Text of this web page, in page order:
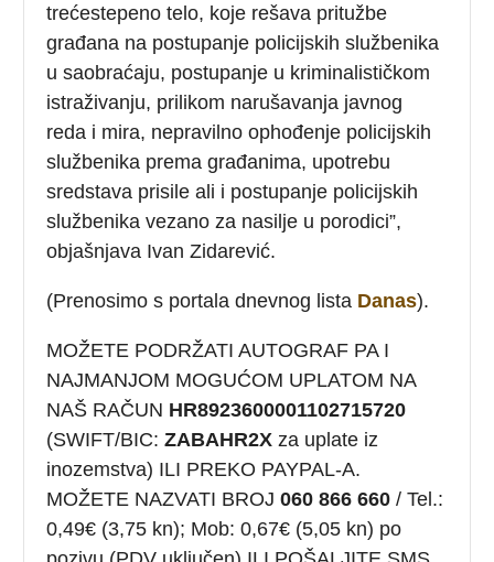
trećestepeno telo, koje rešava pritužbe
građana na postupanje policijskih službenika
u saobraćaju, postupanje u kriminalističkom
istraživanju, prilikom narušavanja javnog
reda i mira, nepravilno ophođenje policijskih
službenika prema građanima, upotrebu
sredstava prisile ali i postupanje policijskih
službenika vezano za nasilje u porodici”,
objašnjava Ivan Zidarević.
(Prenosimo s portala dnevnog lista Danas).
MOŽETE PODRŽATI AUTOGRAF PA I
NAJMANJOM MOGUĆOM UPLATOM NA
NAŠ RAČUN HR8923600001102715720
(SWIFT/BIC: ZABAHR2X za uplate iz
inozemstva) ILI PREKO PAYPAL-A.
MOŽETE NAZVATI BROJ060 866 660 / Tel.:
0,49€ (3,75 kn); Mob: 0,67€ (5,05 kn) po